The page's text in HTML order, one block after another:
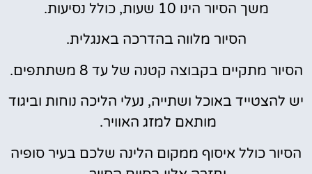
משך הסיור הינו 10 שעות, כולל נסיעות.
הסיור מלווה בהדרכה באנגלית.
הסיור מתקיים בקבוצה קטנה של עד 8 משתתפים.
יש להצטייד באוכל ושתייה, נעלי הליכה נוחות וביגוד
מותאם למזג האוויר.
הסיור כולל איסוף ממקום הלינה שלכם בעיר סופיה